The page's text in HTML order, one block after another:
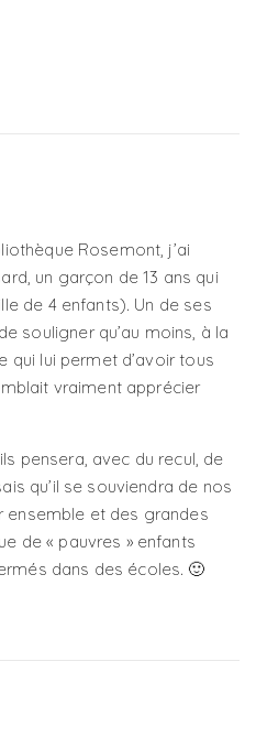
Rosemont, j’ai
un garçon de 13 ans qui
de 4 enfants). Un de ses
souligner qu’au moins, à la
qui lui permet d’avoir tous
vraiment apprécier
pensera, avec du recul, de
qu’il se souviendra de nos
ensemble et des grandes
de « pauvres » enfants
dans des écoles. 🙂